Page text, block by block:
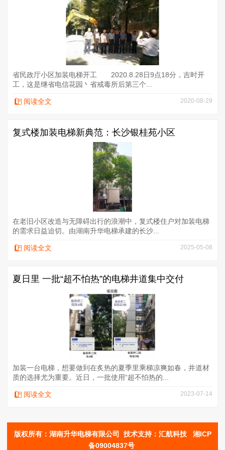
省民政厅小区加装电梯开工 2020.8.28日9点18分，吉时开
工，这是继省电信花园丶省戒毒所后第三个...
阅读全文 2020-08-29
复式楼加装电梯新典范：长沙银桂苑小区
在老旧小区改造与无障碍出行的浪潮中，复式楼住户对加装电梯
的需求日益迫切。由湖南升华电梯承建的长沙...
阅读全文 2025-05-08
夏日里 一批“超不怕热”的电梯井道集中交付
加装一台电梯，想要做到在炙热的夏季里乘梯凉爽如春，井道材
质的选择尤为重要。近日，一批使用“超不怕热的...
阅读全文 2023-07-14
版权所有： 湖南升华电梯有限公司 技术支持：汇航科技
湘ICP
备09004837号